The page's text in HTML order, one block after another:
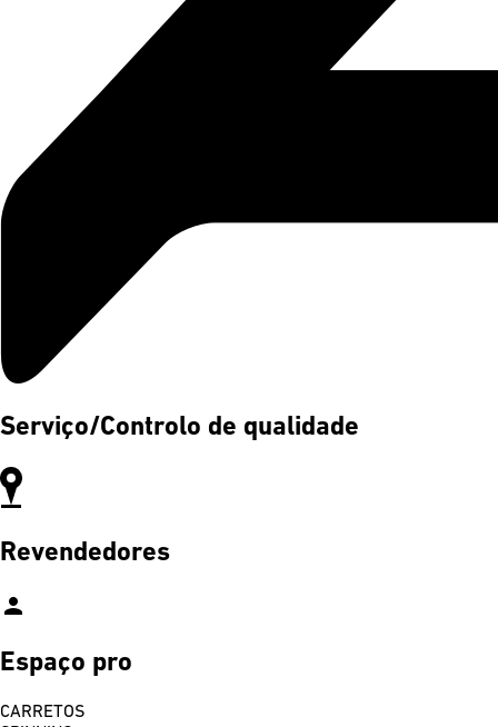
Serviço/Controlo de qualidade
Revendedores
person
Espaço pro
CARRETOS